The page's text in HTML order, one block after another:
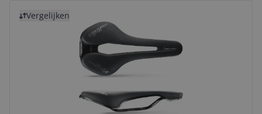
Vergelijken